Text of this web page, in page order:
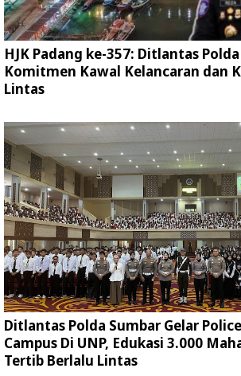
HJK Padang ke-357: Ditlantas
Komitmen Kawal Kelancaran dan
Lintas
Ditlantas Polda Sumbar Gelar
Campus Di UNP, Edukasi 3.000
Tertib Berlalu Lintas